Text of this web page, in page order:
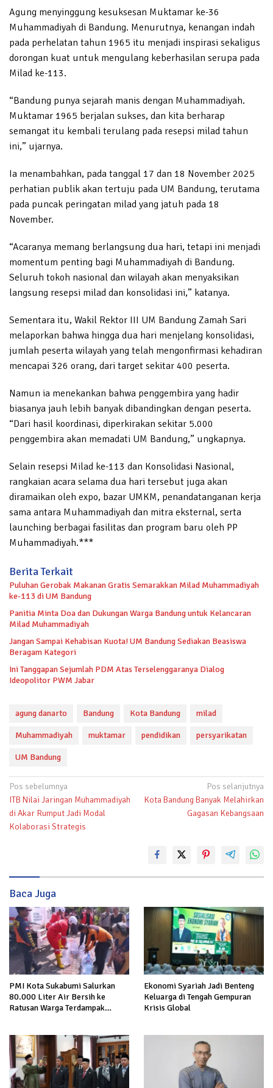
Agung menyinggung kesuksesan Muktamar ke-36
Muhammadiyah di Bandung. Menurutnya, kenangan indah
pada perhelatan tahun 1965 itu menjadi inspirasi sekaligus
dorongan kuat untuk mengulang keberhasilan serupa pada
Milad ke-113.
“Bandung punya sejarah manis dengan Muhammadiyah.
Muktamar 1965 berjalan sukses, dan kita berharap
semangat itu kembali terulang pada resepsi milad tahun
ini,” ujarnya.
Ia menambahkan, pada tanggal 17 dan 18 November 2025
perhatian publik akan tertuju pada UM Bandung, terutama
pada puncak peringatan milad yang jatuh pada 18
November.
“Acaranya memang berlangsung dua hari, tetapi ini menjadi
momentum penting bagi Muhammadiyah di Bandung.
Seluruh tokoh nasional dan wilayah akan menyaksikan
langsung resepsi milad dan konsolidasi ini,” katanya.
Sementara itu, Wakil Rektor III UM Bandung Zamah Sari
melaporkan bahwa hingga dua hari menjelang konsolidasi,
jumlah peserta wilayah yang telah mengonfirmasi kehadiran
mencapai 326 orang, dari target sekitar 400 peserta.
Namun ia menekankan bahwa penggembira yang hadir
biasanya jauh lebih banyak dibandingkan dengan peserta.
“Dari hasil koordinasi, diperkirakan sekitar 5.000
penggembira akan memadati UM Bandung,” ungkapnya.
Selain resepsi Milad ke-113 dan Konsolidasi Nasional,
rangkaian acara selama dua hari tersebut juga akan
diramaikan oleh expo, bazar UMKM, penandatanganan kerja
sama antara Muhammadiyah dan mitra eksternal, serta
launching berbagai fasilitas dan program baru oleh PP
Muhammadiyah.***
Berita Terkait
Puluhan Gerobak Makanan Gratis Semarakkan Milad Muhammadiyah
ke-113 di UM Bandung
Panitia Minta Doa dan Dukungan Warga Bandung untuk Kelancaran
Milad Muhammadiyah
Jangan Sampai Kehabisan Kuota! UM Bandung Sediakan Beasiswa
Beragam Kategori
Ini Tanggapan Sejumlah PDM Atas Terselenggaranya Dialog
Ideopolitor PWM Jabar
agung danarto Bandung Kota Bandung milad
Muhammadiyah muktamar pendidikan persyarikatan
UM Bandung
Navigasi
pos
Pos sebelumnya
ITB Nilai Jaringan Muhammadiyah
di Akar Rumput Jadi Modal
Kolaborasi Strategis
Pos selanjutnya
Kota Bandung Banyak Melahirkan
Gagasan Kebangsaan
Baca Juga
PMI Kota Sukabumi Salurkan
80.000 Liter Air Bersih ke
Ratusan Warga Terdampak
Ekonomi Syariah Jadi Benteng
Keluarga di Tengah Gempuran
Krisis Global